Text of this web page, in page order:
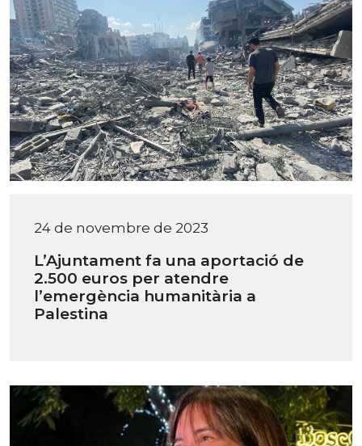
24 de novembre de 2023
L’Ajuntament fa una aportació de
2.500 euros per atendre
l’emergència humanitària a
Palestina